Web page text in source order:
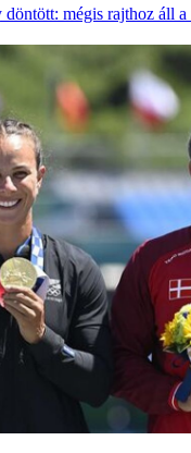
mégis rajthoz áll